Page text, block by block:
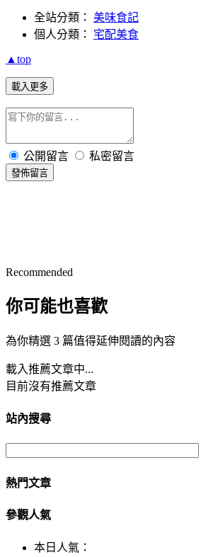
全站分類： 美味食記
個人分類： 宅配美食
▲top
載入更多
公開留言 私密留言
發佈留言
Recommended
你可能也喜歡
為你精選 3 篇值得延伸閱讀的內容
載入推薦文章中...
目前沒有推薦文章
站內搜尋
熱門文章
參觀人氣
本日人氣：